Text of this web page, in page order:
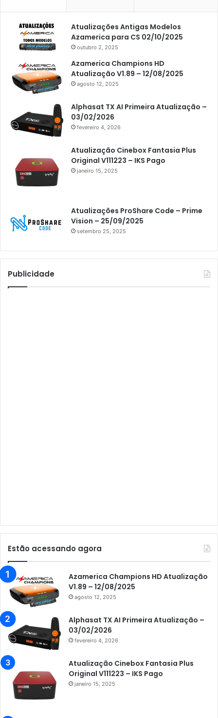
Americabox S105 Plus
Americabox S205
Americabox S205 Plus
Americabox S305 Plus
Artcom
Athomics
Athomics Eon
Athomics i3
Athomics i3 Bold
Athomics Inspire Qi
Athomics Inspire Qi Lite
Athomics S3
Athomics T3
Atto
AttoNet
Audisat K10 Urus
Audisat K30 Aventador
Azamerica
Azamerica Beats
Azamerica Champions
Azamerica Champions IPTV
Azamerica Extremo IPTV
Azamerica F92 Plus
Azamerica Gold
Atualizações Antigas Modelos
Azamerica para CS 02/10/2025
outubro 2, 2025
Azamerica Champions HD
Atualização V1.89 – 12/08/2025
agosto 12, 2025
Alphasat TX AI Primeira Atualização –
03/02/2026
fevereiro 4, 2026
Atualização Cinebox Fantasia Plus
Original V111223 – IKS Pago
janeiro 15, 2025
Atualizações ProShare Code – Prime
Vision – 25/09/2025
setembro 25, 2025
Publicidade
Estão acessando agora
Azamerica Champions HD Atualização
V1.89 – 12/08/2025
agosto 12, 2025
Alphasat TX AI Primeira Atualização –
03/02/2026
fevereiro 4, 2026
Atualização Cinebox Fantasia Plus
Original V111223 – IKS Pago
janeiro 15, 2025